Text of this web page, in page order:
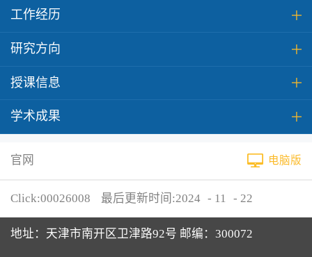
工作经历
研究方向
授课信息
学术成果
官网 电脑版
Click:00026008 最后更新时间:2024 - 11 - 22
地址：天津市南开区卫津路92号 邮编：300072